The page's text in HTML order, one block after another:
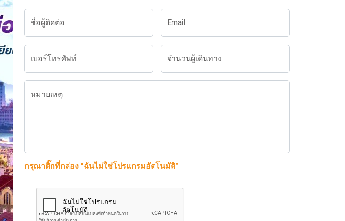
ชื่อผู้ติดต่อ Email
เบอร์โทรศัพท์ จำนวนผู้เดินทาง
หมายเหตุ
กรุณาติ๊กที่กล่อง "ฉันไม่ใช่โปรแกรมอัตโนมัติ"